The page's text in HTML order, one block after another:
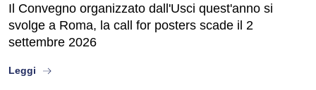
Il Convegno organizzato dall'Usci quest'anno si
svolge a Roma, la call for posters scade il 2
settembre 2026
Leggi about